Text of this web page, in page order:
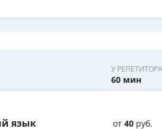
У РЕПЕТИТОРА
60 мин
язык от 40 руб.